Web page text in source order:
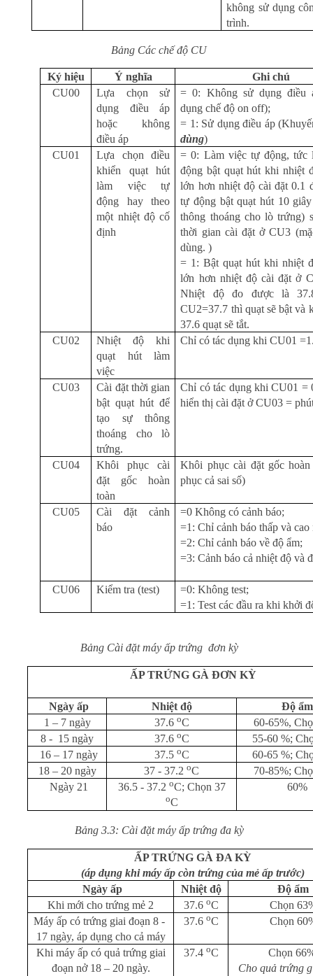
không sử dụng
trình.
Bảng Các chế độ CU
Ký hiệu Ý nghĩa
Ghi chú
CU00
Lựa chọn sử
dụng điều áp
hoặc không
điều áp
= 0: Không sử dụng điều
dụng chế độ on off);
= 1: Sử dụng điều áp
dùng)
CU01
Lựa chọn điều
khiển quạt hút
làm việc tự
động hay theo
một nhiệt độ cố
định
= 0: Làm việc tự động, tức
động bật quạt hút khi nhiệt
lớn hơn nhiệt độ cài đặt 0.1
tự động bật quạt hút 10
thông thoáng cho lò trứng)
thời gian cài đặt ở CU3
dùng. )
= 1: Bật quạt hút khi nhiệt
lớn hơn nhiệt độ cài đặt ở
Nhiệt độ đo được là
CU2=37.7 thì quạt sẽ bật và
37.6 quạt sẽ tắt.
CU02
Nhiệt độ khi
quạt hút làm
việc
Chỉ có tác dụng khi CU01
CU03
Cài đặt thời gian
bật quạt hút để
tạo sự thông
thoáng cho lò
trứng.
Chỉ có tác dụng khi CU01 =
hiển thị cài đặt ở CU03 =
CU04
Khôi phục cài
đặt gốc hoàn
toàn
Khôi phục cài đặt gốc
phục cả sai số)
CU05
Cài đặt cảnh
báo
=0 Không có cảnh báo;
=1: Chỉ cảnh báo thấp và cao
=2: Chỉ cảnh báo về độ ẩm;
=3: Cảnh báo cả nhiệt độ và
CU06 Kiểm tra (test)
=0: Không test;
=1: Test các đầu ra khi khởi
Bảng Cài đặt máy ấp trứng đơn kỳ
ẤP TRỨNG GÀ ĐƠN KỲ
Ngày ấp Nhiệt độ
Độ ẩm
1 – 7 ngày
37.6 oC
60-65%,
8 - 15 ngày 37.6 oC
55-60 %;
16 – 17 ngày
37.5 oC
60-65 %;
18 – 20 ngày
37 - 37.2oC
70-85%;
Ngày 21
36.5 - 37.2 oC; Chọn 37
oC
60%
Bảng 3.3: Cài đặt máy ấp trứng đa kỳ
ẤP TRỨNG GÀ ĐA KỲ
(áp dụng khi máy ấp còn trứng của mẻ ấp trước)
Ngày ấp
Nhiệt độ
Độ ẩm
Khi mới cho trứng mẻ 2
37.6 oC
Chọn
Máy ấp có trứng giai đoạn 8 -
17 ngày, áp dụng cho cả máy
37.6 oC Chọn
Khi máy ấp có quả trứng giai
đoạn nở 18 – 20 ngày.
37.4 oC
Chọn
Cho quả trứng